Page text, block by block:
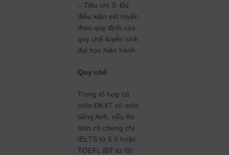
– Tiêu chí 3: Đủ
điều kiện xét tuyển
theo quy định của
quy chế tuyển sinh
đại học hiện hành.
Quy chế
Trong tổ hợp có
môn ĐKXT có môn
tiếng Anh, nếu thí
sinh có chứng chỉ
IELTS từ 5.0 hoặc
TOEFL iBT từ 60